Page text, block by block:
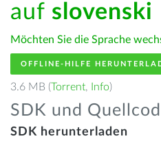
auf slovenski
Möchten Sie die Sprache
OFFLINE-HILFE
3.6 MB (Torrent, Info)
SDK und
SDK herunterladen